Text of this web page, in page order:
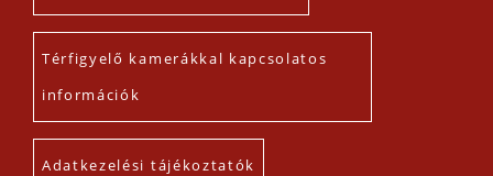
Térfigyelő kamerákkal kapcsolatos
információk
Adatkezelési tájékoztatók